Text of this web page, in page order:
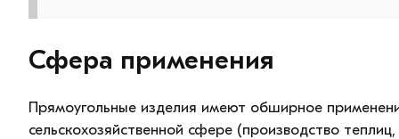
Сфера применения
Прямоугольные изделия имеют обширное
сельскохозяйственной сфере (производство